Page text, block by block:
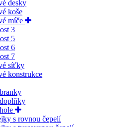
desky
koše
míče
3
5
6
7
síťky
konstrukce
s rovnou čepelí